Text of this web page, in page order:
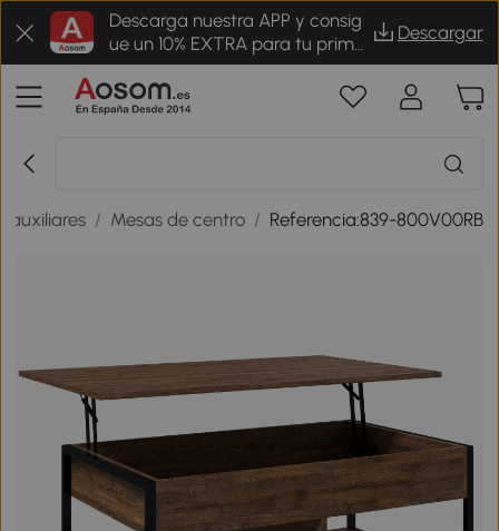
Descarga nuestra APP y consig
ue un 10% EXTRA para tu prime
r pedido
Descargar
auxiliares / Mesas de centro / Referencia:839-800V00RB